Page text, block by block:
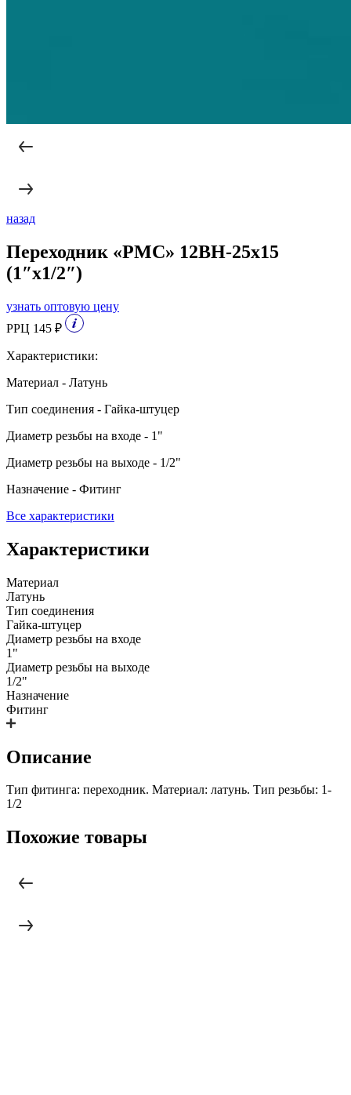
назад
Переходник «РМС» 12ВН-25х15
(1″х1/2″)
узнать оптовую цену
РРЦ 145 ₽
Характеристики:
Материал - Латунь
Тип соединения - Гайка-штуцер
Диаметр резьбы на входе - 1"
Диаметр резьбы на выходе - 1/2"
Назначение - Фитинг
Все характеристики
Характеристики
Материал
Латунь
Тип соединения
Гайка-штуцер
Диаметр резьбы на входе
1"
Диаметр резьбы на выходе
1/2"
Назначение
Фитинг
Описание
Тип фитинга: переходник. Материал: латунь. Тип резьбы: 1-
1/2
Похожие товары